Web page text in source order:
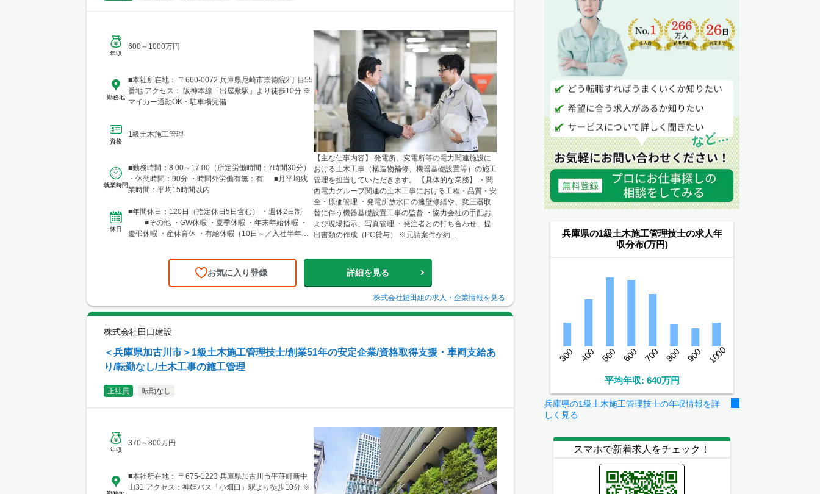
年収
600～1000万円
勤務地
■本社所在地： 〒660-0072 兵庫県尼崎市崇徳院2丁目55
番地 アクセス： 阪神本線「出屋敷駅」より徒歩10分 ※
マイカー通勤OK・駐車場完備
資格
1級土木施工管理
就業時間
■勤務時間：8:00～17:00（所定労働時間：7時間30分）
・休憩時間：90分 ・時間外労働有無：有 ■月平均残
業時間：平均15時間以内
休日
■年間休日：120日（指定休日5日含む） ・週休2日制
■その他 ・GW休暇 ・夏季休暇 ・年末年始休暇 ・
慶弔休暇 ・産休育休 ・有給休暇（10日～／入社半年後
【主な仕事内容】 発電所、変電所等の電力関連施設に
おける土木工事（構造物補修、機器基礎設置等）の施工
管理を担当していただきます。 【具体的な業務】 ・関
西電力グループ関連の土木工事における工程・品質・安
全・原価管理 ・発電所放水口の擁壁修繕や、変圧器取
替に伴う機器基礎設置工事の監督 ・協力会社の手配お
よび現場指示、写真管理 ・発注者との打ち合わせ、提
出書類の作成（PC貸与） ※元請案件が約...
お気に入り登録 詳細を見る
株式会社鍵田組の求人・企業情報を見る
株式会社田口建設
＜兵庫県加古川市＞1級土木施工管理技士/創業51年の安定企業/資格取得支援・車両支給あ
り/転勤なし/土木工事の施工管理
正社員 転勤なし
年収
370～800万円
■本社所在地： 〒675-1223 兵庫県加古川市平荘町新中
山31 アクセス：神姫バス「小畑口」駅より徒歩10分 ※
兵庫県の1級土木施工管理技士の求人年
収分布(万円)
300 400 500 600 700 800 900 1000
平均年収: 640万円
兵庫県の1級土木施工管理技士の年収情報を詳
しく見る
スマホで新着求人をチェック！